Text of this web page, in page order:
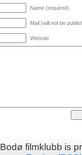
Name (required)
Mail (will not be
Website
Bodø filmklubb is